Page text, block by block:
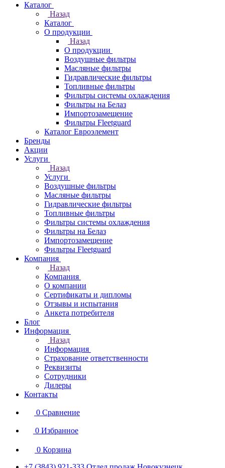
Каталог
Назад
Каталог
О продукции
Назад
О продукции
Воздушные фильтры
Масляные фильтры
Гидравлические фильтры
Топливные фильтры
Фильтры системы охлаждения
Фильтры на Белаз
Импортозамещение
Фильтры Fleetguard
Каталог Евроэлемент
Бренды
Акции
Услуги
Назад
Услуги
Воздушные фильтры
Масляные фильтры
Гидравлические фильтры
Топливные фильтры
Фильтры системы охлаждения
Фильтры на Белаз
Импортозамещение
Фильтры Fleetguard
Компания
Назад
Компания
О компании
Сертификаты и дипломы
Отзывы и испытания
Анкета потребителя
Блог
Информация
Назад
Информация
Страхование ответственности
Реквизиты
Сотрудники
Дилеры
Контакты
0 Сравнение
0 Избранное
0 Корзина